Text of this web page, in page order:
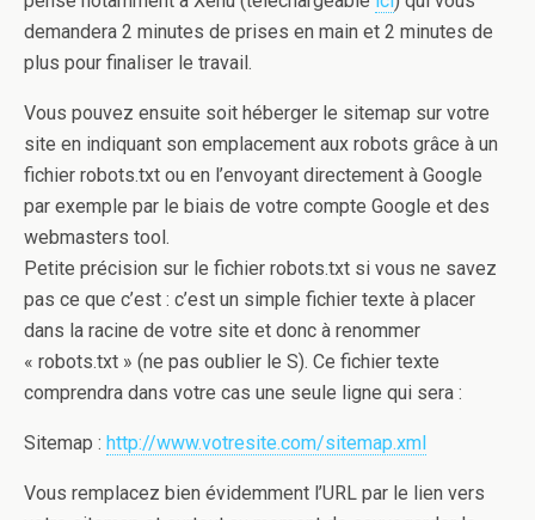
demandera 2 minutes de prises en main et 2 minutes de
plus pour finaliser le travail.
Vous pouvez ensuite soit héberger le sitemap sur votre
site en indiquant son emplacement aux robots grâce à un
fichier robots.txt ou en l’envoyant directement à Google
par exemple par le biais de votre compte Google et des
webmasters tool.
Petite précision sur le fichier robots.txt si vous ne savez
pas ce que c’est : c’est un simple fichier texte à placer
dans la racine de votre site et donc à renommer
« robots.txt » (ne pas oublier le S). Ce fichier texte
comprendra dans votre cas une seule ligne qui sera :
Sitemap : http://www.votresite.com/sitemap.xml
Vous remplacez bien évidemment l’URL par le lien vers